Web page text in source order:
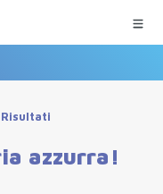
Risultati
azzurra!